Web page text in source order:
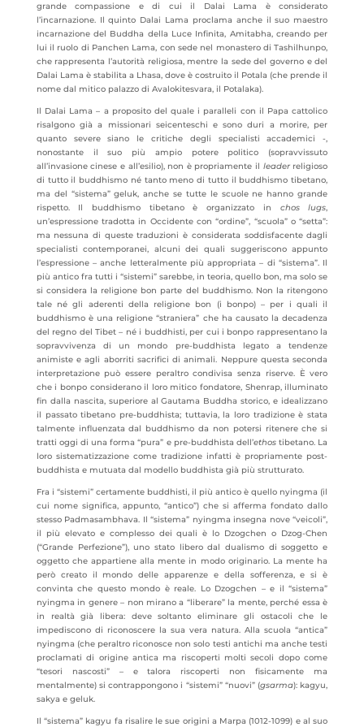
grande compassione e di cui il Dalai Lama è considerato
l’incarnazione. Il quinto Dalai Lama proclama anche il suo maestro
incarnazione del Buddha della Luce Infinita, Amitabha, creando per
lui il ruolo di Panchen Lama, con sede nel monastero di Tashilhunpo,
che rappresenta l’autorità religiosa, mentre la sede del governo e del
Dalai Lama è stabilita a Lhasa, dove è costruito il Potala (che prende il
nome dal mitico palazzo di Avalokitesvara, il Potalaka).
Il Dalai Lama – a proposito del quale i paralleli con il Papa cattolico
risalgono già a missionari seicenteschi e sono duri a morire, per
quanto severe siano le critiche degli specialisti accademici -,
nonostante il suo più ampio potere politico (sopravvissuto
all’invasione cinese e all’esilio), non è propriamente il leaderreligioso
di tutto il buddhismo né tanto meno di tutto il buddhismo tibetano,
ma del “sistema” geluk, anche se tutte le scuole ne hanno grande
rispetto. Il buddhismo tibetano è organizzato in chos lugs,
un’espressione tradotta in Occidente con “ordine”, “scuola” o “setta”:
ma nessuna di queste traduzioni è considerata soddisfacente dagli
specialisti contemporanei, alcuni dei quali suggeriscono appunto
l’espressione – anche letteralmente più appropriata – di “sistema”. Il
più antico fra tutti i “sistemi” sarebbe, in teoria, quello bon, ma solo se
si considera la religione bon parte del buddhismo. Non la ritengono
tale né gli aderenti della religione bon (i bonpo) – per i quali il
buddhismo è una religione “straniera” che ha causato la decadenza
del regno del Tibet – né i buddhisti, per cui i bonpo rappresentano la
sopravvivenza di un mondo pre-buddhista legato a tendenze
animiste e agli aborriti sacrifici di animali. Neppure questa seconda
interpretazione può essere peraltro condivisa senza riserve. È vero
che i bonpo considerano il loro mitico fondatore, Shenrap, illuminato
fin dalla nascita, superiore al Gautama Buddha storico, e idealizzano
il passato tibetano pre-buddhista; tuttavia, la loro tradizione è stata
talmente influenzata dal buddhismo da non potersi ritenere che si
tratti oggi di una forma “pura” e pre-buddhista dell’ethostibetano. La
loro sistematizzazione come tradizione infatti è propriamente post-
buddhista e mutuata dal modello buddhista già più strutturato.
Fra i “sistemi” certamente buddhisti, il più antico è quello nyingma (il
cui nome significa, appunto, “antico”) che si afferma fondato dallo
stesso Padmasambhava. Il “sistema” nyingma insegna nove “veicoli”,
il più elevato e complesso dei quali è lo Dzogchen o Dzog-Chen
(“Grande Perfezione”), uno stato libero dal dualismo di soggetto e
oggetto che appartiene alla mente in modo originario. La mente ha
però creato il mondo delle apparenze e della sofferenza, e si è
convinta che questo mondo è reale. Lo Dzogchen – e il “sistema”
nyingma in genere – non mirano a “liberare” la mente, perché essa è
in realtà già libera: deve soltanto eliminare gli ostacoli che le
impediscono di riconoscere la sua vera natura. Alla scuola “antica”
nyingma (che peraltro riconosce non solo testi antichi ma anche testi
proclamati di origine antica ma riscoperti molti secoli dopo come
“tesori nascosti” – e talora riscoperti non fisicamente ma
mentalmente) si contrappongono i “sistemi” “nuovi” (gsarma): kagyu,
sakya e geluk.
Il “sistema” kagyu fa risalire le sue origini a Marpa (1012-1099) e al suo